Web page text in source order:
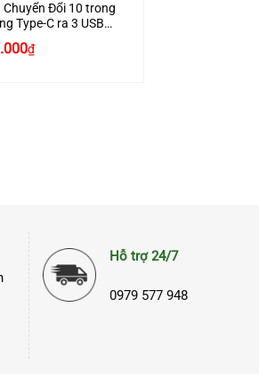
Chuyển Đổi 10 trong
Type-C ra 3 USB
+ PD100W + SD +
₫Giá
hiện
Hỗ trợ 24/7
0979 577 948